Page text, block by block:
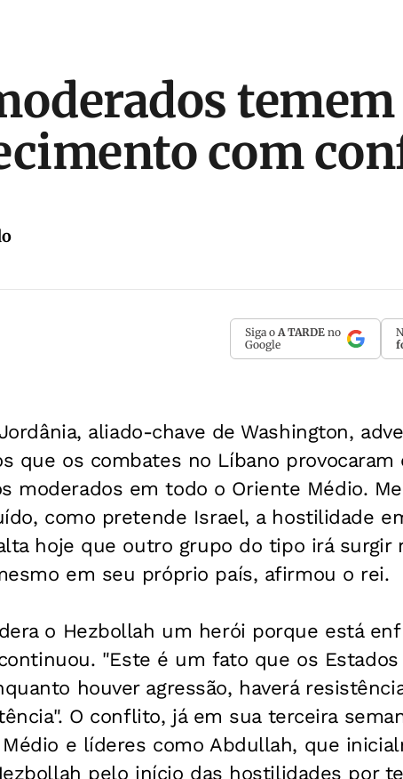
temem
com
Siga o A TARDE no
Google
aliado-chave de Washington,
que os combates no Líbano provocaram
moderados em todo o Oriente Médio.
como pretende Israel, a hostilidade
hoje que outro grupo do tipo irá surgir
em seu próprio país, afirmou o rei.
o Hezbollah um herói porque está
"Este é um fato que os
houver agressão, haverá
O conflito, já em sua terceira
e líderes como Abdullah, que
pelo início das hostilidades por